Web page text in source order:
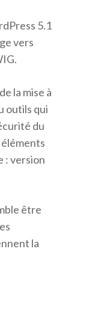
5.1
vers
la mise à
outils qui
du
: version
être
la